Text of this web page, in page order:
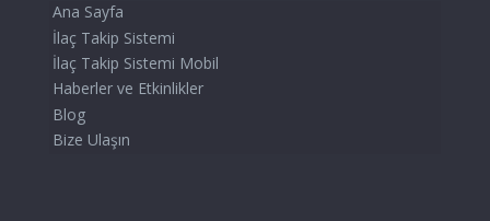
Ana Sayfa
İlaç Takip Sistemi
İlaç Takip Sistemi Mobil
Haberler ve Etkinlikler
Blog
Bize Ulaşın